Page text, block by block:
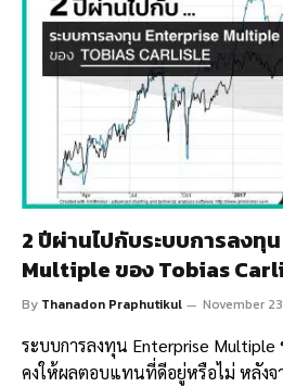
2 ปีผ่านไปกับระบบการลงทุ
Multiple ของ Tobias
By Thanadon Praphutikul November
ระบบการลงทุน Enterprise Multiple
คงให้ผลตอบแทนที่ดีอยู่หรือไม่ หลังจ